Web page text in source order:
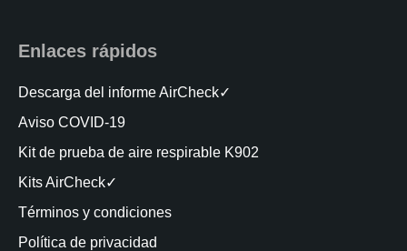
Enlaces rápidos
Descarga del informe AirCheck✓
Aviso COVID-19
Kit de prueba de aire respirable K902
Kits AirCheck✓
Términos y condiciones
Política de privacidad